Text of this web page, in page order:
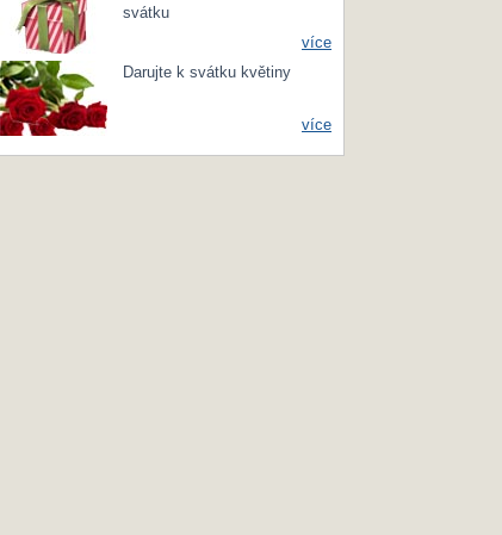
svátku
více
Darujte k svátku květiny
více